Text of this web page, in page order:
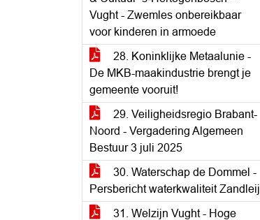
Vught - Zwemles onbereikbaar
voor kinderen in armoede
28. Koninklijke Metaalunie -
De MKB-maakindustrie brengt je
gemeente vooruit!
29. Veiligheidsregio Brabant-
Noord - Vergadering Algemeen
Bestuur 3 juli 2025
30. Waterschap de Dommel -
Persbericht waterkwaliteit Zandleij
31. Welzijn Vught - Hoge